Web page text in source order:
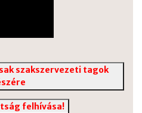
szakszervezeti tagok
felhívása!